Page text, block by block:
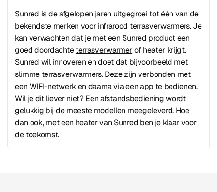
Sunred is de afgelopen jaren uitgegroei tot één van de
bekendste merken voor infrarood terrasverwarmers. Je
kan verwachten dat je met een Sunred product een
goed doordachteterrasverwarmerof heater krijgt.
Sunred wil innoveren en doet dat bijvoorbeeld met
slimme terrasverwarmers. Deze zijn verbonden met
een WIFI-netwerk en daarna via een app te bedienen.
Wil je dit liever niet? Een afstandsbediening wordt
gelukkig bij de meeste modellen meegeleverd. Hoe
dan ook, met een heater van Sunred ben je klaar voor
de toekomst.